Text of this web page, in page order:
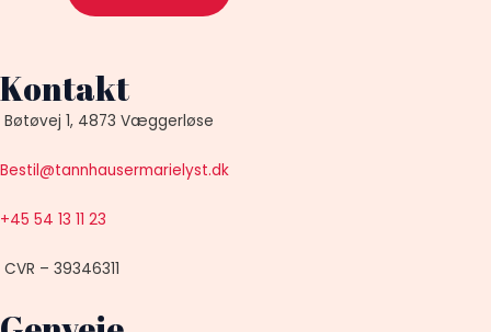
Kontakt
Bøtøvej 1, 4873 Væggerløse
Bestil@tannhausermarielyst.dk
+45 54 13 11 23
CVR – 39346311